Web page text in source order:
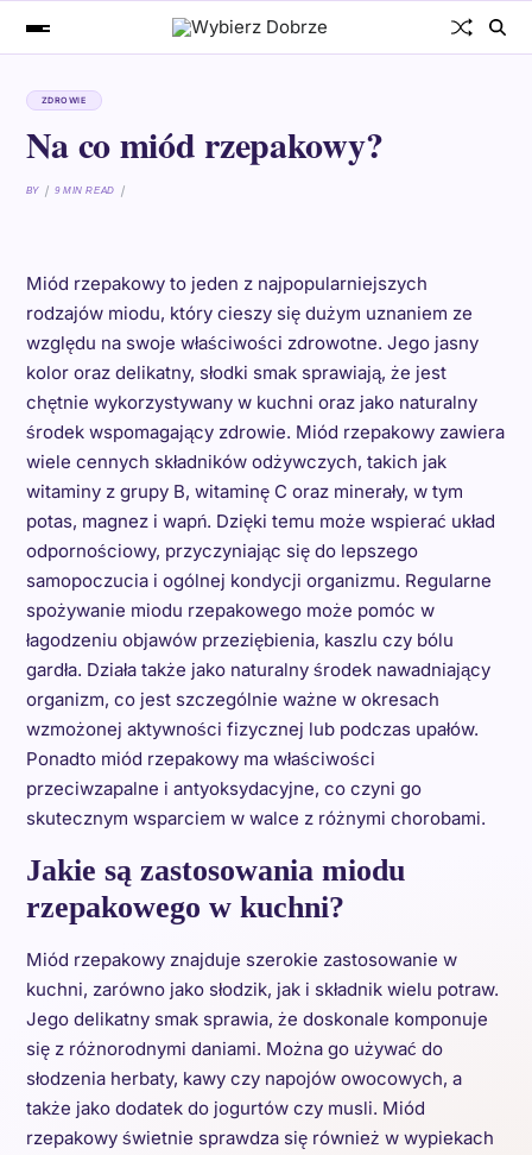
ZDROWIE
Na co miód rzepakowy?
BY 9 MIN READ
Miód rzepakowy to jeden z najpopularniejszych
rodzajów miodu, który cieszy się dużym uznaniem ze
względu na swoje właściwości zdrowotne. Jego jasny
kolor oraz delikatny, słodki smak sprawiają, że jest
chętnie wykorzystywany w kuchni oraz jako naturalny
środek wspomagający zdrowie. Miód rzepakowy zawiera
wiele cennych składników odżywczych, takich jak
witaminy z grupy B, witaminę C oraz minerały, w tym
potas, magnez i wapń. Dzięki temu może wspierać układ
odpornościowy, przyczyniając się do lepszego
samopoczucia i ogólnej kondycji organizmu. Regularne
spożywanie miodu rzepakowego może pomóc w
łagodzeniu objawów przeziębienia, kaszlu czy bólu
gardła. Działa także jako naturalny środek nawadniający
organizm, co jest szczególnie ważne w okresach
wzmożonej aktywności fizycznej lub podczas upałów.
Ponadto miód rzepakowy ma właściwości
przeciwzapalne i antyoksydacyjne, co czyni go
skutecznym wsparciem w walce z różnymi chorobami.
Jakie są zastosowania miodu
rzepakowego w kuchni?
Miód rzepakowy znajduje szerokie zastosowanie w
kuchni, zarówno jako słodzik, jak i składnik wielu potraw.
Jego delikatny smak sprawia, że doskonale komponuje
się z różnorodnymi daniami. Można go używać do
słodzenia herbaty, kawy czy napojów owocowych, a
także jako dodatek do jogurtów czy musli. Miód
rzepakowy świetnie sprawdza się również w wypiekach